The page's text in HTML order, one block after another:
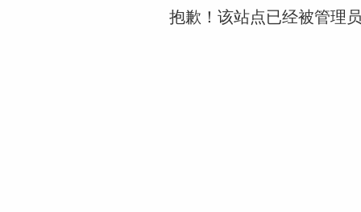
抱歉！该站点已经被管理